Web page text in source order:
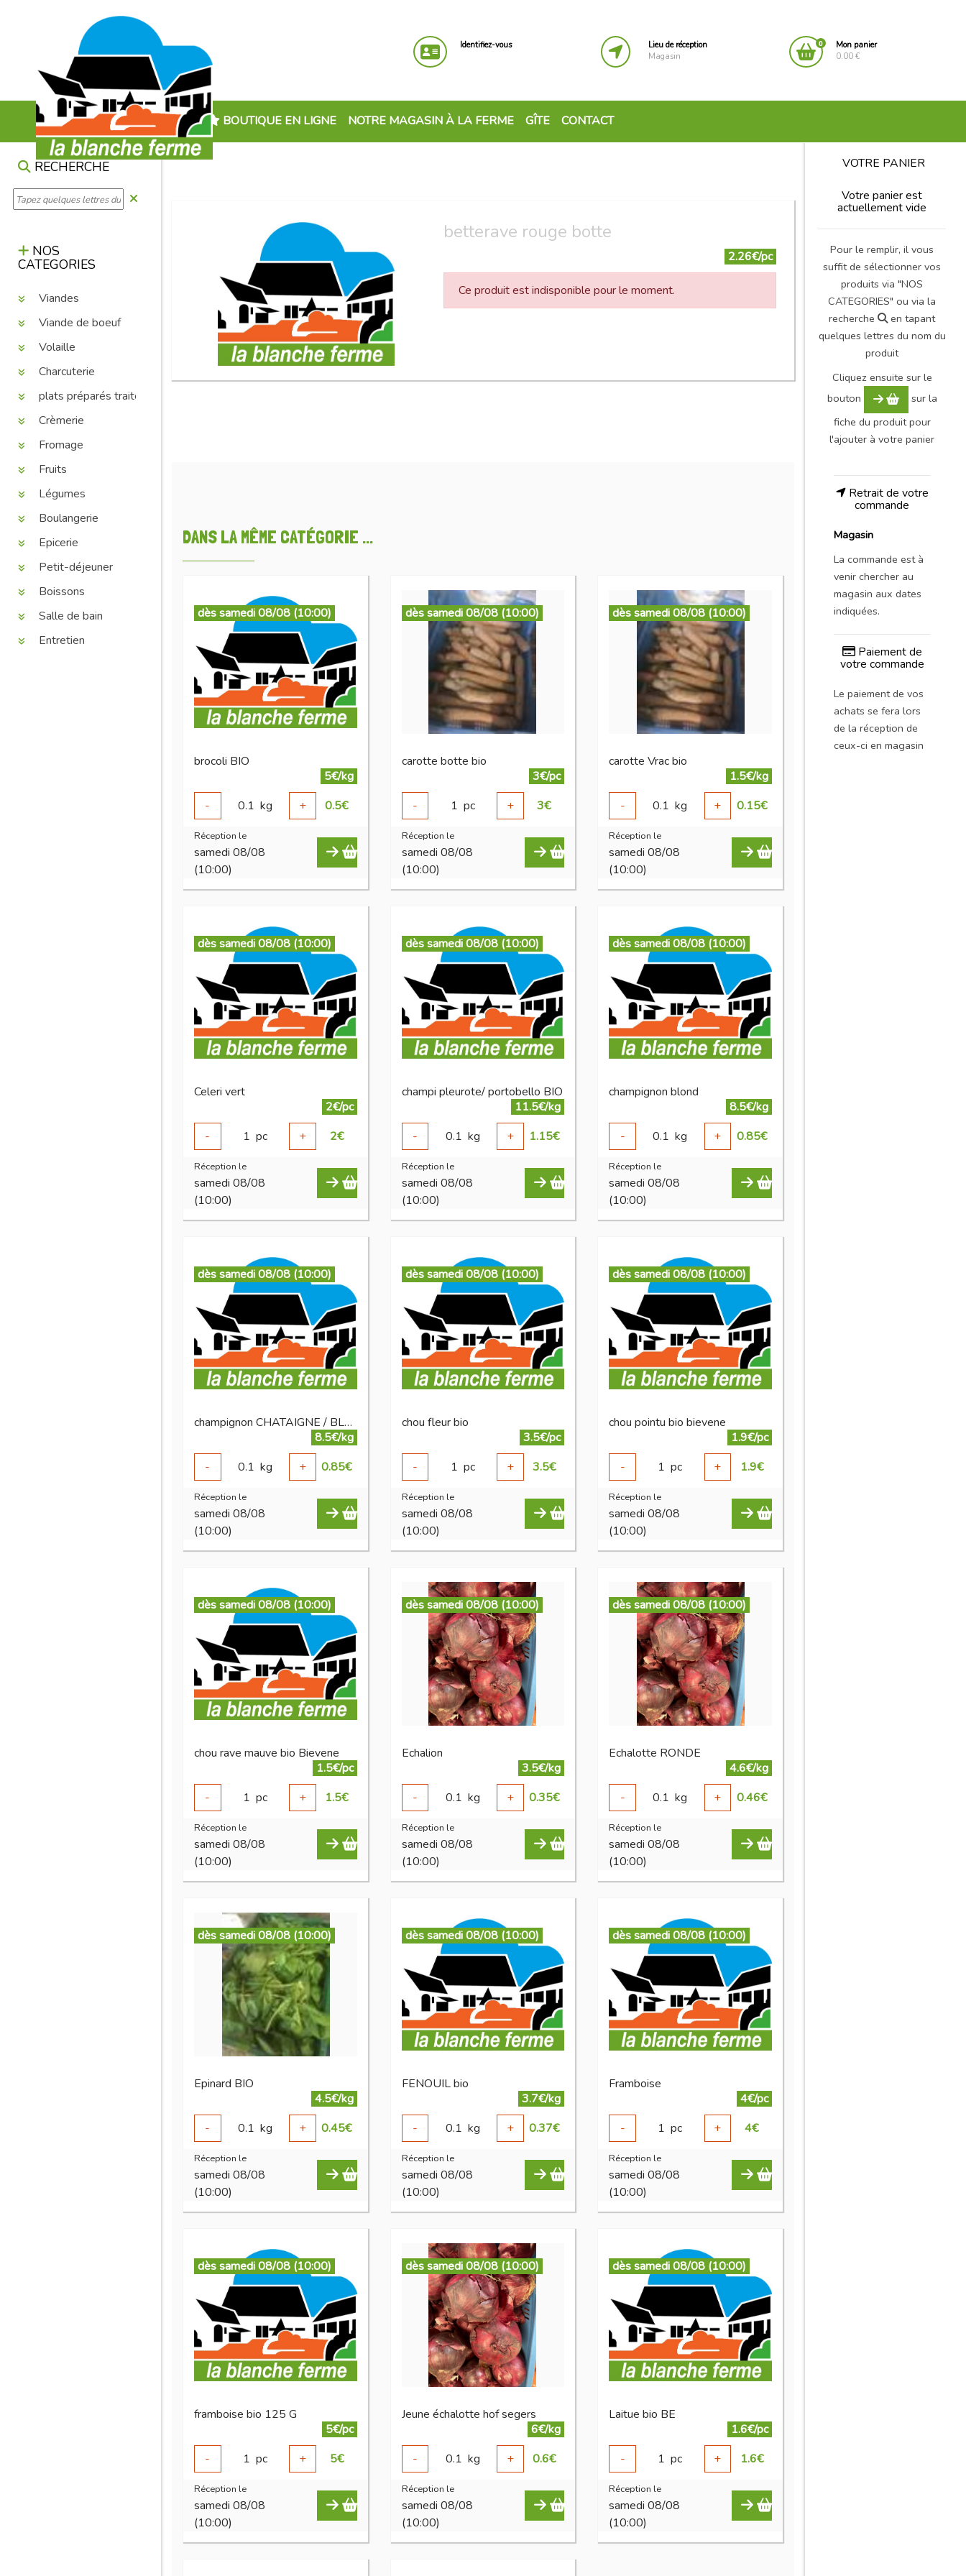
Identifiez-vous
Lieu de réception
Magasin
0
Mon panier
0.00 €
BOUTIQUE EN LIGNE NOTRE MAGASIN À LA FERME GÎTE CONTACT
RECHERCHE
NOS
CATEGORIES
Viandes
Viande de boeuf
Volaille
Charcuterie
plats préparés traiteur
Crèmerie
Fromage
Fruits
Légumes
Boulangerie
Epicerie
Petit-déjeuner
Boissons
Salle de bain
Entretien
betterave rouge botte
2.26€/pc
Ce produit est indisponible pour le moment.
DANS LA MÊME CATÉGORIE ...
dès samedi 08/08 (10:00)
brocoli BIO
5€/kg
-
0.1 kg + 0.5€
Réception le
samedi 08/08
(10:00)
dès samedi 08/08 (10:00)
carotte botte bio
3€/pc
-
1 pc + 3€
Réception le
samedi 08/08
(10:00)
dès samedi 08/08 (10:00)
carotte Vrac bio
1.5€/kg
-
0.1 kg + 0.15€
Réception le
samedi 08/08
(10:00)
dès samedi 08/08 (10:00)
Celeri vert
2€/pc
-
1 pc + 2€
Réception le
samedi 08/08
(10:00)
dès samedi 08/08 (10:00)
champi pleurote/ portobello BIO
11.5€/kg
-
0.1 kg + 1.15€
Réception le
samedi 08/08
(10:00)
dès samedi 08/08 (10:00)
champignon blond
8.5€/kg
-
0.1 kg + 0.85€
Réception le
samedi 08/08
(10:00)
dès samedi 08/08 (10:00)
champignon CHATAIGNE / BLANC BIO
8.5€/kg
-
0.1 kg + 0.85€
Réception le
samedi 08/08
(10:00)
dès samedi 08/08 (10:00)
chou fleur bio
3.5€/pc
-
1 pc + 3.5€
Réception le
samedi 08/08
(10:00)
dès samedi 08/08 (10:00)
chou pointu bio bievene
1.9€/pc
-
1 pc + 1.9€
Réception le
samedi 08/08
(10:00)
dès samedi 08/08 (10:00)
chou rave mauve bio Bievene
1.5€/pc
-
1 pc + 1.5€
Réception le
samedi 08/08
(10:00)
dès samedi 08/08 (10:00)
Echalion
3.5€/kg
-
0.1 kg + 0.35€
Réception le
samedi 08/08
(10:00)
dès samedi 08/08 (10:00)
Echalotte RONDE
4.6€/kg
-
0.1 kg + 0.46€
Réception le
samedi 08/08
(10:00)
dès samedi 08/08 (10:00)
Epinard BIO
4.5€/kg
-
0.1 kg + 0.45€
Réception le
samedi 08/08
(10:00)
dès samedi 08/08 (10:00)
FENOUIL bio
3.7€/kg
-
0.1 kg + 0.37€
Réception le
samedi 08/08
(10:00)
dès samedi 08/08 (10:00)
Framboise
4€/pc
-
1 pc + 4€
Réception le
samedi 08/08
(10:00)
dès samedi 08/08 (10:00)
framboise bio 125 G
5€/pc
-
1 pc + 5€
Réception le
samedi 08/08
(10:00)
dès samedi 08/08 (10:00)
Jeune échalotte hof segers
6€/kg
-
0.1 kg + 0.6€
Réception le
samedi 08/08
(10:00)
dès samedi 08/08 (10:00)
Laitue bio BE
1.6€/pc
-
1 pc + 1.6€
Réception le
samedi 08/08
(10:00)
VOTRE PANIER
Votre panier est
actuellement vide
Pour le remplir, il vous
suffit de sélectionner vos
produits via "NOS
CATEGORIES" ou via la
recherche
en tapant
quelques lettres du nom du
produit
Cliquez ensuite sur le
bouton
sur la
fiche du produit pour
l'ajouter à votre panier
Retrait de votre
commande
Magasin
La commande est à
venir chercher au
magasin aux dates
indiquées.
Paiement de
votre commande
Le paiement de vos
achats se fera lors
de la réception de
ceux-ci en magasin